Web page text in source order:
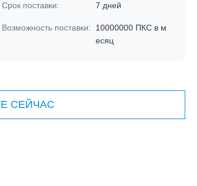
Срок поставки: 7 дней
Возможность поставки:
10000000 ПКС в м
есяц
СЕЙЧАС